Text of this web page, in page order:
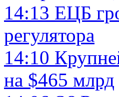
14:13 ЕЦБ
регулятора
14:10
на $465 млрд